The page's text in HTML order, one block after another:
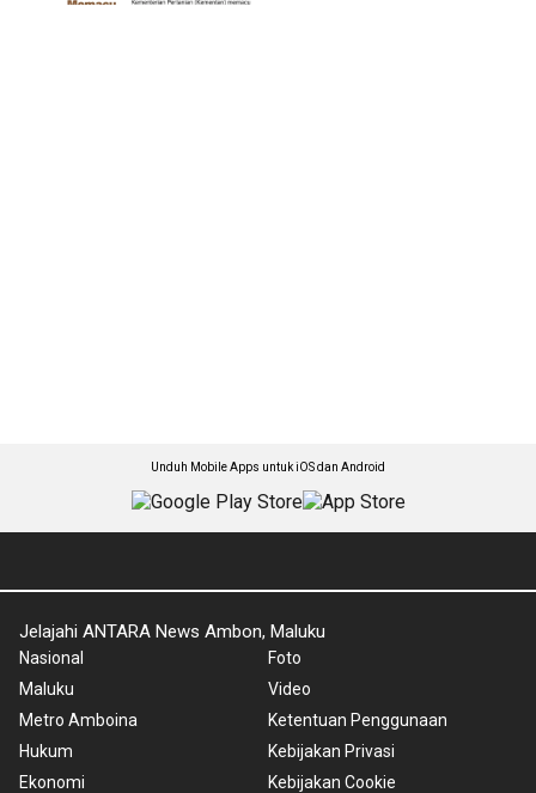
Unduh Mobile Apps untuk iOS dan Android
Jelajahi ANTARA News Ambon, Maluku
Nasional
Maluku
Metro Amboina
Hukum
Ekonomi
Foto
Video
Ketentuan Penggunaan
Kebijakan Privasi
Kebijakan Cookie